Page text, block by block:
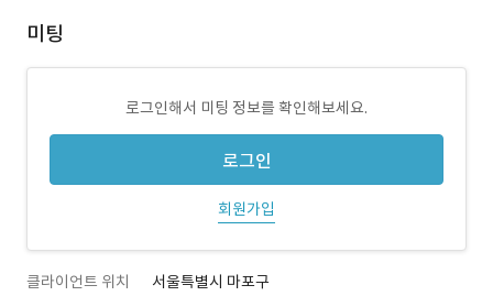
미팅
로그인해서 미팅 정보를 확인해보세요.
로그인
회원가입
클라이언트 위치 서울특별시 마포구